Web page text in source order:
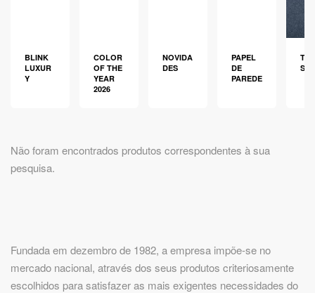
BLINK
LUXUR
Y
COLOR
OF THE
YEAR
2026
NOVIDA
DES
PAPEL
DE
PAREDE
S
Não foram encontrados produtos correspondentes à sua
pesquisa.
Fundada em dezembro de 1982, a empresa impõe-se no
mercado nacional, através dos seus produtos criteriosamente
escolhidos para satisfazer as mais exigentes necessidades do